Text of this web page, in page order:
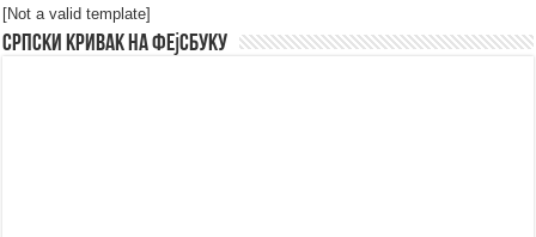
[Not a valid template]
Српски Кривак на Фејсбуку